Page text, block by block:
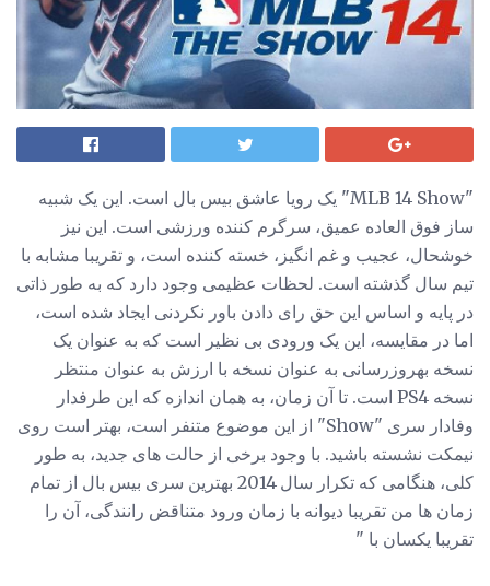
"MLB 14 Show" یک رویا عاشق بیس بال است. این یک شبیه
ساز فوق العاده عمیق، سرگرم کننده ورزشی است. این نیز
خوشحال، عجیب و غم انگیز، خسته کننده است، و تقریبا مشابه با
تیم سال گذشته است. لحظات عظیمی وجود دارد که به طور ذاتی
در پایه و اساس این حق رای دادن باور نکردنی ایجاد شده است،
اما در مقایسه، این یک ورودی بی نظیر است که به عنوان یک
نسخه بهروزرسانی به عنوان نسخه با ارزش به عنوان منتظر
نسخه PS4 است. تا آن زمان، به همان اندازه که این طرفدار
وفادار سری "Show" از این موضوع متنفر است، بهتر است روی
نیمکت نشسته باشید. با وجود برخی از حالت های جدید، به طور
کلی، هنگامی که تکرار سال 2014 بهترین سری بیس بال از تمام
زمان ها من تقریبا دیوانه با زمان ورود متناقض رانندگی، آن را
تقریبا یکسان با "